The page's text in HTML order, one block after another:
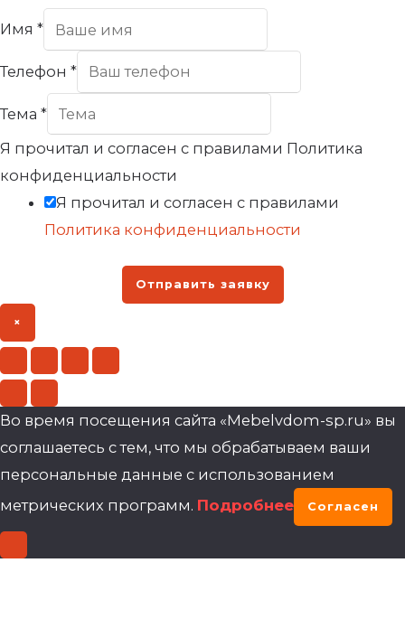
Имя *
Телефон *
Тема *
Я прочитал и согласен с правилами Политика
конфиденциальности
Я прочитал и согласен с правилами
Политика конфиденциальности
Отправить заявку
×
Во время посещения сайта «Mebelvdom-sp.ru» вы
соглашаетесь с тем, что мы обрабатываем ваши
персональные данные с использованием
метрических программ. Подробнее Согласен